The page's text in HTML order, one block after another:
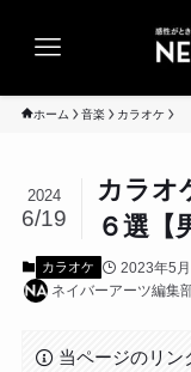
ホーム 音楽 カラオケ
カラオ
６選【
2024
6/19
カラオケ 2023年5
ネイバーアーツ編集
当ページのリン